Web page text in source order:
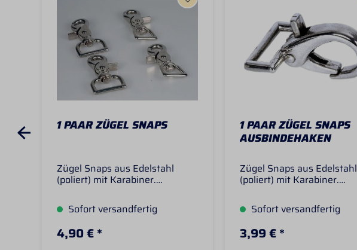
1 PAAR ZÜGEL SNAPS
Zügel Snaps aus Edelstahl
(poliert) mit Karabiner.
wahlweise 3/4 oder 1 Inch.
Hinweis: Wenn Sie diese Zügel
paar Zügelsnaps (2 Stück)
Sofort versandfertig
4,90 € *
1 PAAR ZÜGEL SNAPS
AUSBINDEHAKEN
Zügel Snaps aus Edelstahl
(poliert) mit Karabiner.
Ausbinder 2,5 cmLänge
insgesamt ca. 5 cmDiese
drehbarHinweis: Wenn Sie
Sofort versandfertig
3,99 € *